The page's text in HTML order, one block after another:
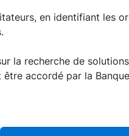
en identifiant les
la recherche de
accordé par la